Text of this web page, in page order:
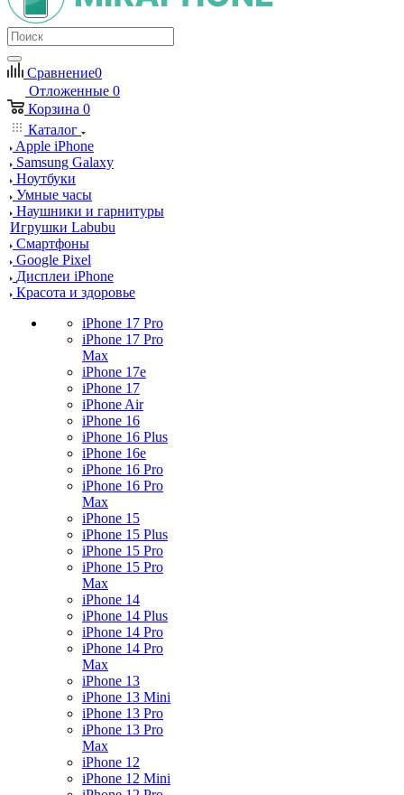
Сравнение0
Отложенные 0
Корзина 0
Каталог
Apple iPhone
Samsung Galaxy
Ноутбуки
Умные часы
Наушники и гарнитуры
Игрушки Labubu
Смартфоны
Google Pixel
Дисплеи iPhone
Красота и здоровье
iPhone 17 Pro
iPhone 17 Pro
Max
iPhone 17e
iPhone 17
iPhone Air
iPhone 16
iPhone 16 Plus
iPhone 16e
iPhone 16 Pro
iPhone 16 Pro
Max
iPhone 15
iPhone 15 Plus
iPhone 15 Pro
iPhone 15 Pro
Max
iPhone 14
iPhone 14 Plus
iPhone 14 Pro
iPhone 14 Pro
Max
iPhone 13
iPhone 13 Mini
iPhone 13 Pro
iPhone 13 Pro
Max
iPhone 12
iPhone 12 Mini